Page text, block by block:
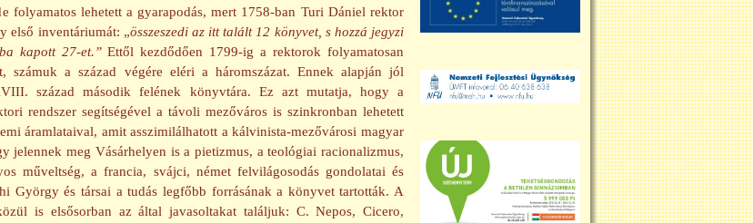
folyamatos lehetett a gyarapodás, mert 1758-ban Turi Dániel rektor
első inventáriumát: „összeszedi az itt talált 12 könyvet, s hozzá jegyzi
kapott 27-et.”Ettől kezdődően 1799-ig a rektorok folyamatosan
számuk a század végére eléri a háromszázat. Ennek alapján jól
század második felének könyvtára. Ez azt mutatja, hogy a
rendszer segítségével a távoli mezőváros is szinkronban lehetett
áramlataival, amit asszimilálhatott a kálvinista-mezővárosi magyar
jelennek meg Vásárhelyen is a pietizmus, a teológiai racionalizmus,
műveltség, a francia, svájci, német felvilágosodás gondolatai és
György és társai a tudás legfőbb forrásának a könyvet tartották. A
is elsősorban az által javasoltakat találjuk: C. Nepos, Cicero,